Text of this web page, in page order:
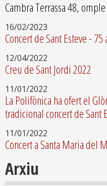
Cambra Terrassa 48,
16/02/2023
Concert de Sant Esteve - 75
12/04/2022
Creu de Sant Jordi 2022
11/01/2022
La Polifònica ha ofert el
tradicional concert de Sant
11/01/2022
Concert a Santa Maria del
Arxiu